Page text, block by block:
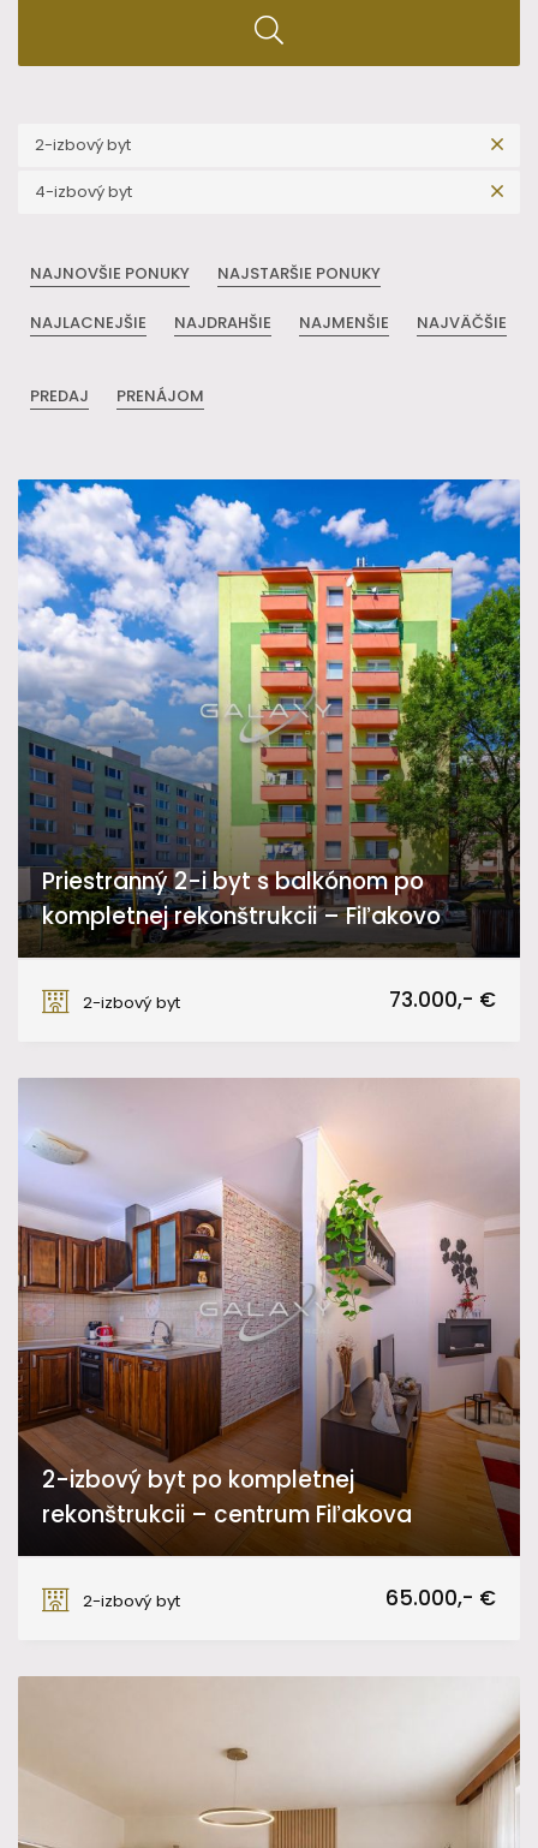
2-izbový byt
4-izbový byt
NAJNOVŠIE PONUKY NAJSTARŠIE PONUKY
NAJLACNEJŠIE NAJDRAHŠIE NAJMENŠIE NAJVÄČŠIE
PREDAJ PRENÁJOM
Priestranný 2-i byt s balkónom po
kompletnej rekonštrukcii – Fiľakovo
2-izbový byt
73.000,- €
2-izbový byt po kompletnej
rekonštrukcii – centrum Fiľakova
2-izbový byt
65.000,- €